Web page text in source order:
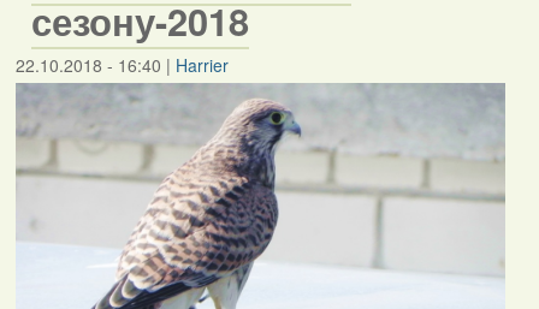
сезону-2018
22.10.2018 - 16:40 | Harrier